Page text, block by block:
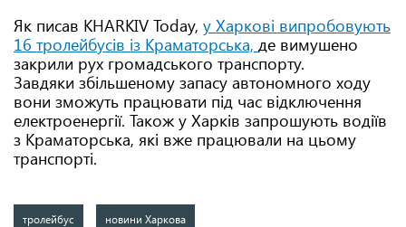
Як писав KHARKIV Today, у Харкові випробовують
16 тролейбусів із Краматорська, де вимушено
закрили рух громадського транспорту.
Завдяки збільшеному запасу автономного ходу
вони зможуть працювати під час відключення
електроенергії. Також у Харків запрошують водіїв
з Краматорська, які вже працювали на цьому
транспорті.
тролейбус новини Харкова